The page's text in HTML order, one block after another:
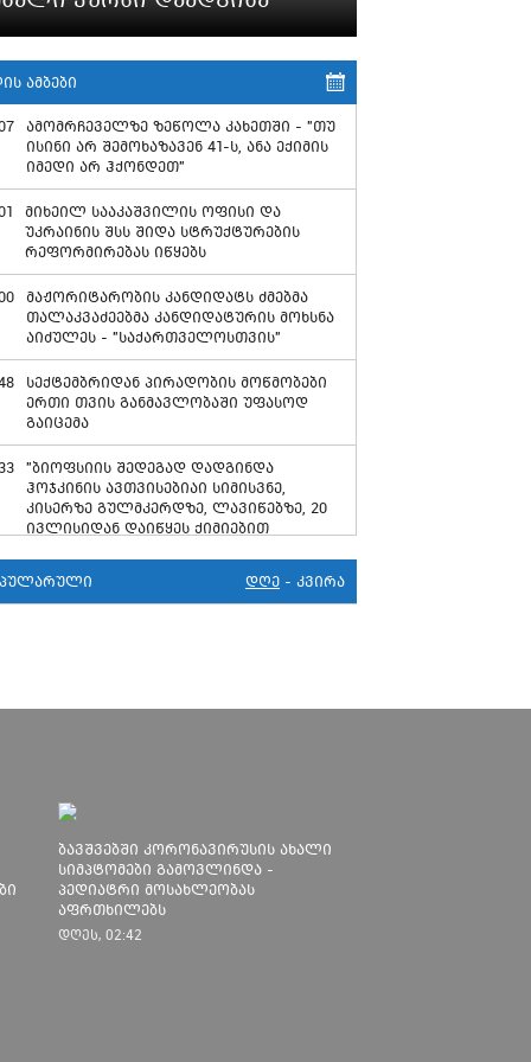
ამბები
ამომრჩეველზე ზეწოლა კახეთში - "თუ
ისინი არ შემოხაზავენ 41-ს, ანა ექიმის
იმედი არ ჰქონდეთ"
მიხეილ სააკაშვილის ოფისი და
უკრაინის შსს შიდა სტრუქტურების
რეფორმირებას იწყებს
მაჟორიტარობის კანდიდატს ძმებმა
თალაკვაძეებმა კანდიდატურის მოხსნა
აიძულეს - "საქართველოსთვის"
სექტემბრიდან პირადობის მოწმობები
ერთი თვის განმავლობაში უფასოდ
გაიცემა
"ბიოფსიის შედეგად დადგინდა
ჰოჯკინის ავთვისებიაი სიმისვნე,
კისერზე გულმკერდზე, ლავიწებზე, 20
ივლისიდან დაიწყეს ქიმიებით
სუს უარყოფს, რომ ვაგნერის წევრი
ახლა საქართველოშია
ეროვნულმა ბანკმა ლარის ახალი
კურსი დაადგინა
გაბუნია: სკოლებში სწავლას ვერ
დღე - კვირა
ბავშვებში კორონავირუსის ახალი
სიმპტომები გამოვლინდა -
პედიატრი მოსახლეობას
აფრთხილებს
დღეს, 02:42